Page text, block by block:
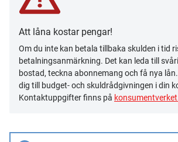
Att låna kostar pengar!
Om du inte kan betala tillbaka skulden i tid
betalningsanmärkning. Det kan leda till
bostad, teckna abonnemang och få nya
dig till budget- och skuldrådgivningen i din
Kontaktuppgifter finns på